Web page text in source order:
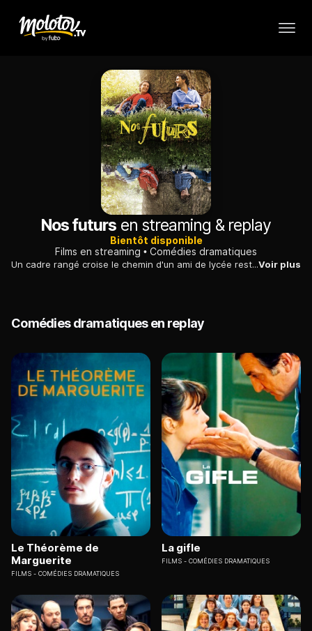
Nos futurs en streaming & replay
Bientôt disponible
Films en streaming
Comédies dramatiques
Un cadre rangé croise le chemin d'un ami de lycée resté totalement insouciant. Celui-ci lui propose d'organiser une fête avec leurs amis de l'époque.Voir plus
Comédies dramatiques en replay
Le Théorème de
Marguerite
FILMS COMÉDIES DRAMATIQUES
La gifle
FILMS COMÉDIES DRAMATIQUES